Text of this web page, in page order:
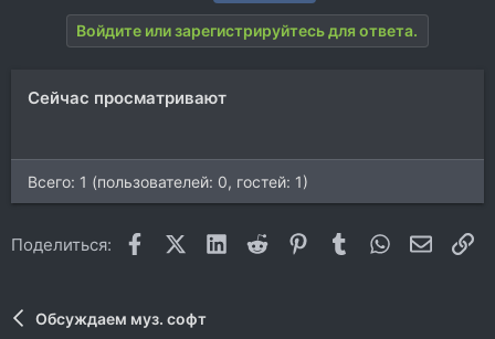
Войдите или зарегистрируйтесь для ответа.
Сейчас просматривают
Всего: 1 (пользователей: 0, гостей: 1)
Поделиться: FacebookX (Twitter)
LinkedIn
Reddit Pinterest
Tumblr WhatsApp
Обсуждаем муз. софт